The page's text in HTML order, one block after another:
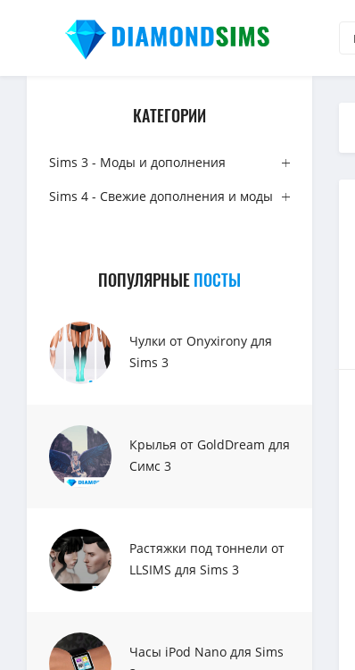
КАТЕГОРИИ
Sims 3 - Моды и дополнения
Sims 4 - Свежие дополнения и моды
ПОПУЛЯРНЫЕПОСТЫ
Чулки от Onyxirony для
Sims 3
Крылья от GoldDream для
Симс 3
Растяжки под тоннели от
LLSIMS для Sims 3
Часы iPod Nano для Sims